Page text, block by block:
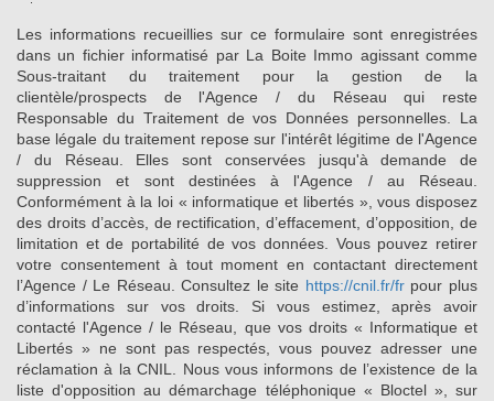
Les informations recueillies sur ce formulaire sont enregistrées
dans un fichier informatisé par La Boite Immo agissant comme
Sous-traitant du traitement pour la gestion de la
clientèle/prospects de l'Agence / du Réseau qui reste
Responsable du Traitement de vos Données personnelles. La
base légale du traitement repose sur l'intérêt légitime de l'Agence
/ du Réseau. Elles sont conservées jusqu'à demande de
suppression et sont destinées à l'Agence / au Réseau.
Conformément à la loi « informatique et libertés », vous disposez
des droits d’accès, de rectification, d’effacement, d’opposition, de
limitation et de portabilité de vos données. Vous pouvez retirer
votre consentement à tout moment en contactant directement
l’Agence / Le Réseau. Consultez le site https://cnil.fr/frpour plus
d’informations sur vos droits. Si vous estimez, après avoir
contacté l'Agence / le Réseau, que vos droits « Informatique et
Libertés » ne sont pas respectés, vous pouvez adresser une
réclamation à la CNIL. Nous vous informons de l’existence de la
liste d'opposition au démarchage téléphonique « Bloctel », sur